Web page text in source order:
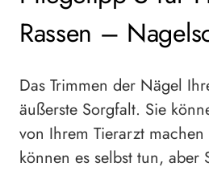
Rassen –
Das Trimmen der Nägel
äußerste Sorgfalt. Sie
von Ihrem Tierarzt
können es selbst tun, aber